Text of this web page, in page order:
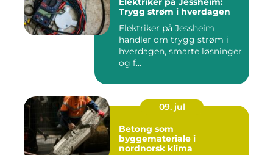
Trygg strøm i hverdagen
Elektriker på Jessheim
handler om trygg strøm i
hverdagen, smarte løsninger
og f...
09. jul
Betong som
byggemateriale i
nordnorsk klima